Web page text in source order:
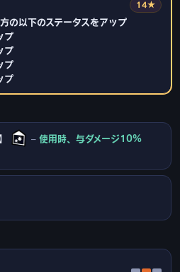
14★
の以下のステータスをアップ
プ
プ
プ
プ
】 – 使用時、与ダメージ10%